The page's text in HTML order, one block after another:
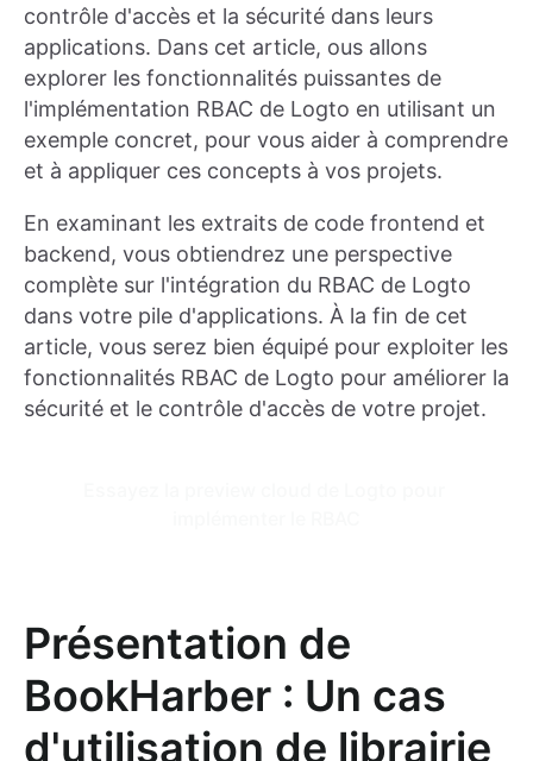
contrôle d'accès et la sécurité dans leurs
applications. Dans cet article, ous allons
explorer les fonctionnalités puissantes de
l'implémentation RBAC de Logto en utilisant un
exemple concret, pour vous aider à comprendre
et à appliquer ces concepts à vos projets.
En examinant les extraits de code frontend et
backend, vous obtiendrez une perspective
complète sur l'intégration du RBAC de Logto
dans votre pile d'applications. À la fin de cet
article, vous serez bien équipé pour exploiter les
fonctionnalités RBAC de Logto pour améliorer la
sécurité et le contrôle d'accès de votre projet.
Présentation de
BookHarber : Un cas
d'utilisation de librairie